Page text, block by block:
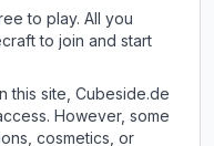
to play. All you
to join and start
this site, Cubeside.de
However, some
cosmetics, or